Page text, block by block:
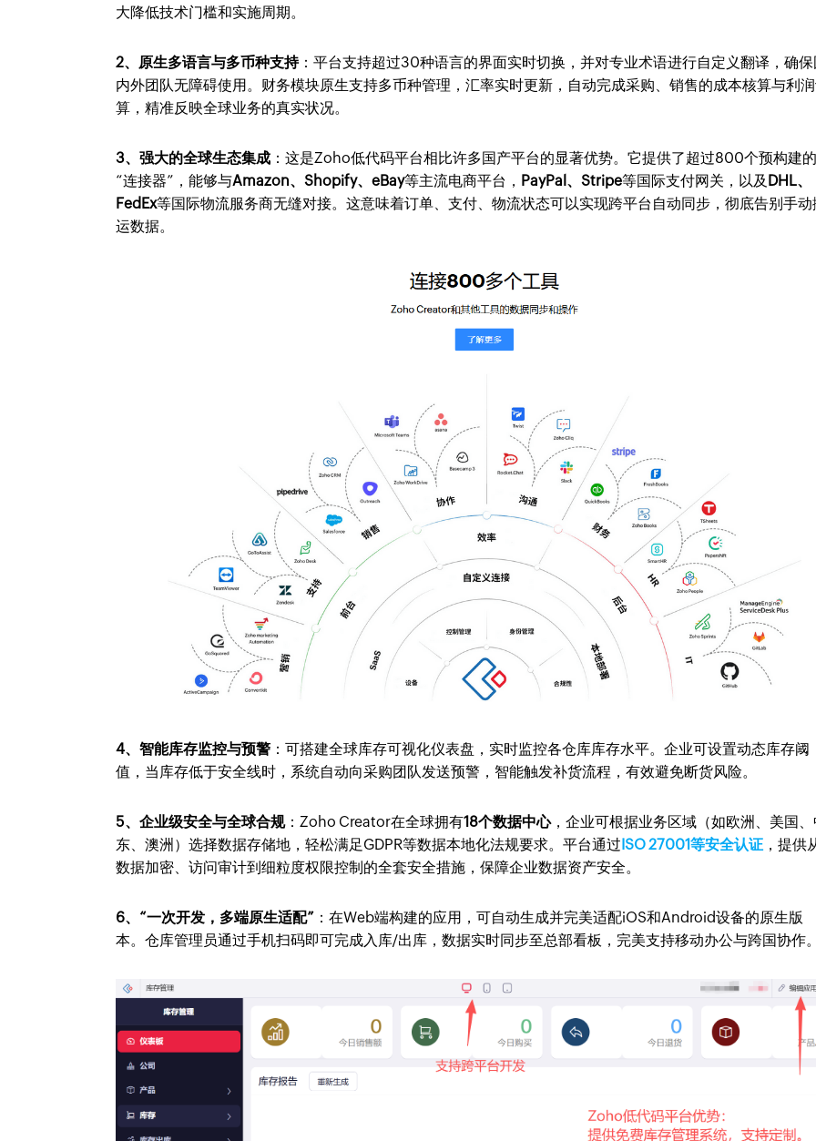
大降低技术门槛和实施周期。
2、原生多语言与多币种支持：平台支持超过30种语言的界面实时切换，并对专业术语进行自定义翻译，确
内外团队无障碍使用。财务模块原生支持多币种管理，汇率实时更新，自动完成采购、销售的成本核算与利
算，精准反映全球业务的真实状况。
3、强大的全球生态集成 ：这是Zoho低代码平台相比许多国产平台的显著优势。它提供了超过800个预构建
“连接器”，能够与Amazon、Shopify、eBay等主流电商平台， PayPal、Stripe等国际支付网关，以及 DHL、
FedEx等国际物流服务商无缝对接。这意味着订单、支付、物流状态可以实现跨平台自动同步，彻底告别手动
运数据。
4、智能库存监控与预警 ：可搭建全球库存可视化仪表盘，实时监控各仓库库存水平。企业可设置动态库存阈
值，当库存低于安全线时，系统自动向采购团队发送预警，智能触发补货流程，有效避免断货风险。
5、企业级安全与全球合规：Zoho Creator在全球拥有18个数据中心，企业可根据业务区域（如欧洲、美国
东、澳洲）选择数据存储地，轻松满足GDPR等数据本地化法规要求。平台通过ISO 27001等安全认证 ，提供
数据加密、访问审计到细粒度权限控制的全套安全措施，保障企业数据资产安全。
6、“一次开发，多端原生适配” ：在Web端构建的应用，可自动生成并完美适配iOS和Android设备的原生版
本。仓库管理员通过手机扫码即可完成入库/出库，数据实时同步至总部看板，完美支持移动办公与跨国协作